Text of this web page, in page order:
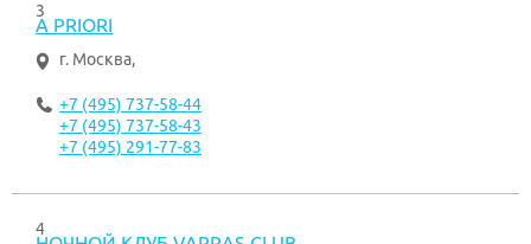
3
A PRIORI
г. Москва,
+7 (495) 737-58-44
+7 (495) 737-58-43
+7 (495) 291-77-83
4